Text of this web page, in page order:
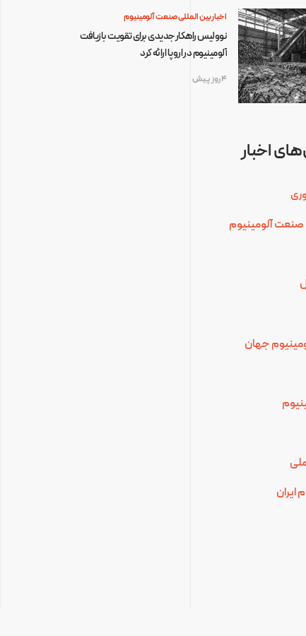
اخبار بین المللی صنعت آلومینیوم
نوولیس راهکار جدیدی برای تقویت بازیافت
آلومینیوم در اروپا ارائه کرد
4 روز پیش
اخبار
صنعت آلومینیوم
جهان
ایران